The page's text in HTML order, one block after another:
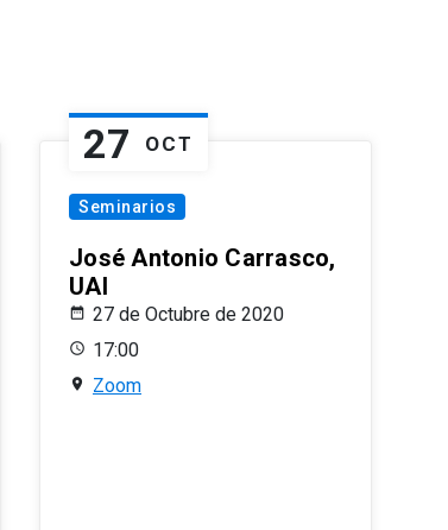
27 OCT
Seminarios
José Antonio Carrasco,
UAI
27 de Octubre de 2020
17:00
Zoom